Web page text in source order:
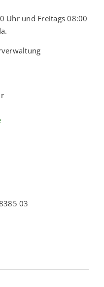
Uhr und Freitags 08:00
03